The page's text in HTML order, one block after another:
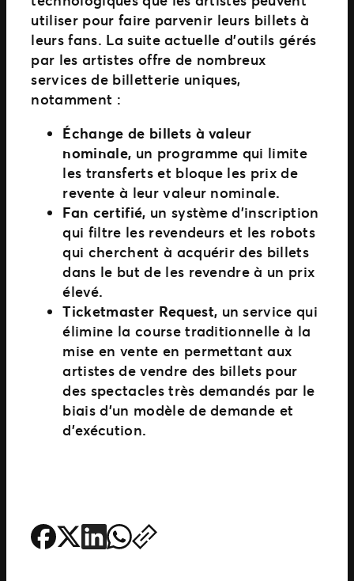
utiliser pour faire parvenir leurs billets à
leurs fans. La suite actuelle d’outils gérés
par les artistes offre de nombreux
services de billetterie uniques,
notamment :
Échange de billets à valeur
nominale, un programme qui limite
les transferts et bloque les prix de
revente à leur valeur nominale.
Fan certifié, un système d’inscription
qui filtre les revendeurs et les robots
qui cherchent à acquérir des billets
dans le but de les revendre à un prix
élevé.
Ticketmaster Request, un service qui
élimine la course traditionnelle à la
mise en vente en permettant aux
artistes de vendre des billets pour
des spectacles très demandés par le
biais d’un modèle de demande et
d’exécution.